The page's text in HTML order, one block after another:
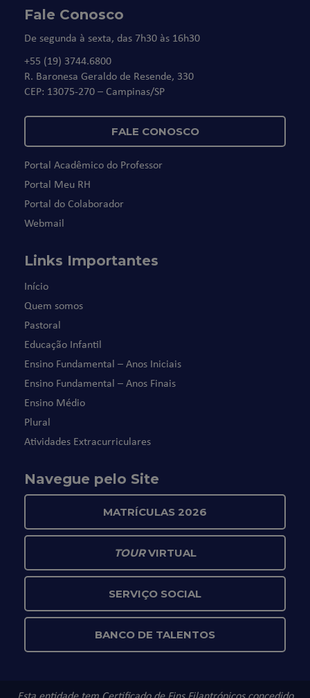
Fale Conosco
De segunda à sexta, das 7h30 às 16h30
+55 (19) 3744.6800
R. Baronesa Geraldo de Resende, 330
CEP: 13075-270 – Campinas/SP
FALE CONOSCO
Portal Acadêmico do Professor
Portal Meu RH
Portal do Colaborador
Webmail
Links Importantes
Início
Quem somos
Pastoral
Educação Infantil
Ensino Fundamental – Anos Iniciais
Ensino Fundamental – Anos Finais
Ensino Médio
Plural
Atividades Extracurriculares
Navegue pelo Site
MATRÍCULAS 2026
TOURVIRTUAL
SERVIÇO SOCIAL
BANCO DE TALENTOS